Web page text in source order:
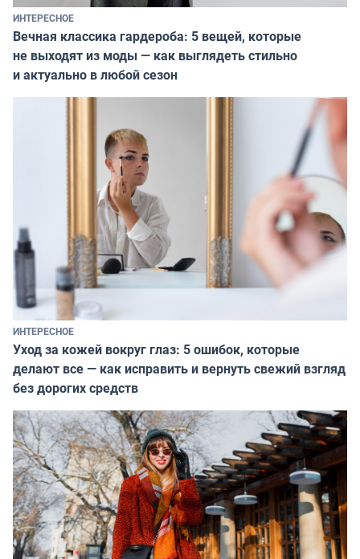
ИНТЕРЕСНОЕ
Вечная классика гардероба: 5 вещей, которые
не выходят из моды — как выглядеть стильно
и актуально в любой сезон
ИНТЕРЕСНОЕ
Уход за кожей вокруг глаз: 5 ошибок, которые
делают все — как исправить и вернуть свежий взгляд
без дорогих средств